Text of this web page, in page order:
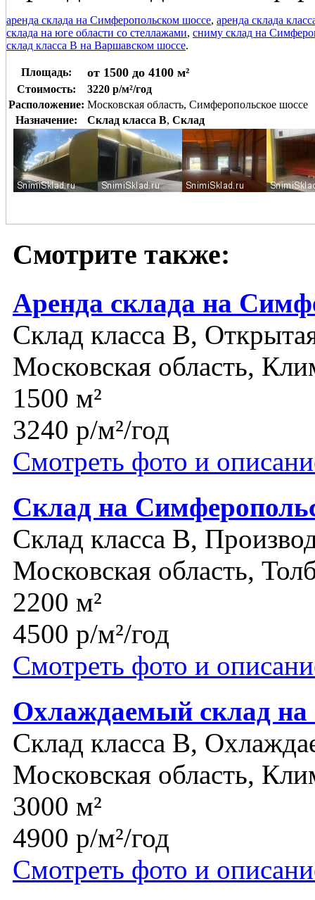
аренда склада на Симферопольском шоссе, аренда склада
склада на юге области со стеллажами, сниму склад на
склад класса В на Варшавском шоссе.
Площадь: от 1500 до 4100 м²
Стоимость:
3220 р/м²/год
Расположение: Московская область, Симферопольское шоссе
Назначение:
Склад класса B, Склад
Смотрите также:
Аренда склада на
Склад класса B,
Московская область,
1500 м²
3240 р/м²/год
Смотреть фото и
Склад на
Склад класса B,
Московская область,
2200 м²
4500 р/м²/год
Смотреть фото и
Охлаждаемый склад
Склад класса B,
Московская область,
3000 м²
4900 р/м²/год
Смотреть фото и